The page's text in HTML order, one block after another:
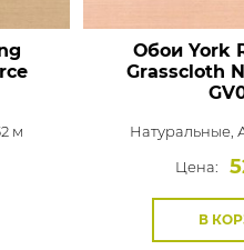
м
Обои York
Grasscloth
Натуральные,
Цена:
В